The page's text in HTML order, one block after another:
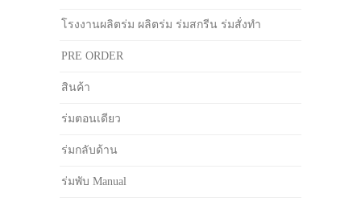
โรงงานผลิตร่ม ผลิตร่ม ร่มสกรีน ร่มสั่งทำ
PRE ORDER
สินค้า
ร่มตอนเดียว
ร่มกลับด้าน
ร่มพับ Manual